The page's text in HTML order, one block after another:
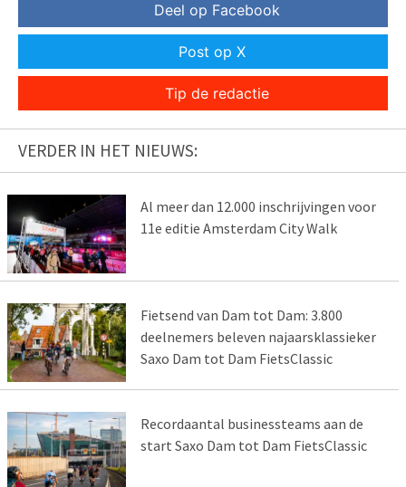
Deel op Facebook
Post op X
Tip de redactie
VERDER IN HET NIEUWS:
Al meer dan 12.000 inschrijvingen voor
11e editie Amsterdam City Walk
Fietsend van Dam tot Dam: 3.800
deelnemers beleven najaarsklassieker
Saxo Dam tot Dam FietsClassic
Recordaantal businessteams aan de
start Saxo Dam tot Dam FietsClassic